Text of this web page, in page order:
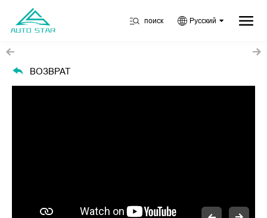
поиск Русский
ВОЗВРАТ